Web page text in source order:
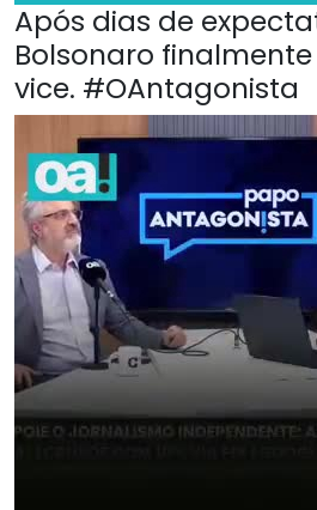
Após dias de
Bolsonaro
vice. #OAntagonista